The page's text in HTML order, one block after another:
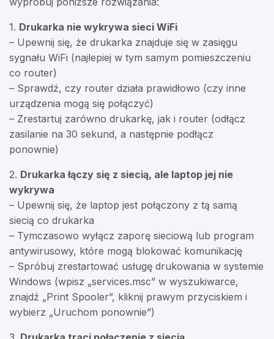
1. Drukarka nie wykrywa sieci WiFi
– Upewnij się, że drukarka znajduje się w zasięgu
sygnału WiFi (najlepiej w tym samym pomieszczeniu
co router)
– Sprawdź, czy router działa prawidłowo (czy inne
urządzenia mogą się połączyć)
– Zrestartuj zarówno drukarkę, jak i router (odłącz
zasilanie na 30 sekund, a następnie podłącz
ponownie)
2. Drukarka łączy się z siecią, ale laptop jej nie
wykrywa
– Upewnij się, że laptop jest połączony z tą samą
siecią co drukarka
– Tymczasowo wyłącz zaporę sieciową lub program
antywirusowy, które mogą blokować komunikację
– Spróbuj zrestartować usługę drukowania w systemie
Windows (wpisz „services.msc” w wyszukiwarce,
znajdź „Print Spooler”, kliknij prawym przyciskiem i
wybierz „Uruchom ponownie”)